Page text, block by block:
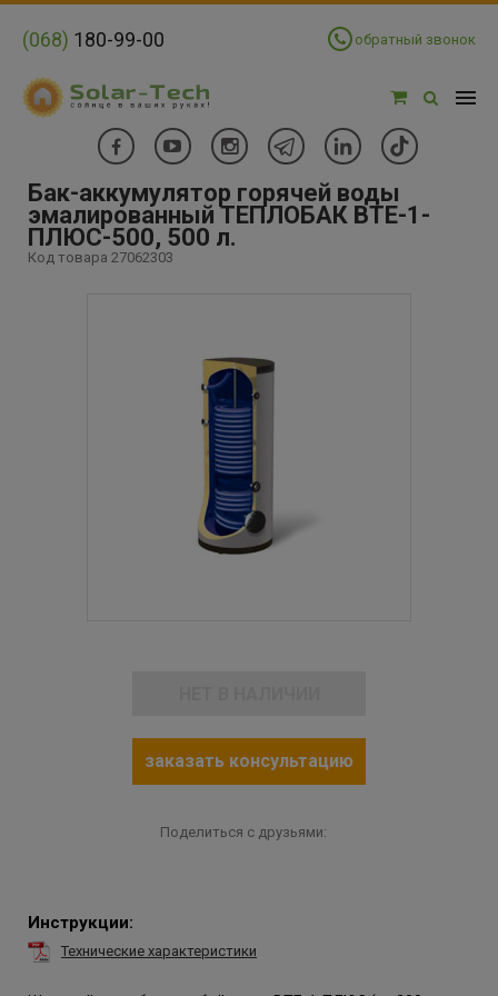
(068) 180-99-00 обратный звонок
Бак-аккумулятор горячей воды
эмалированный ТЕПЛОБАК BTE-1-
ПЛЮС-500, 500 л.
Код товара 27062303
заказать консультацию
Поделиться с друзьями:
Инструкции:
Технические характеристики